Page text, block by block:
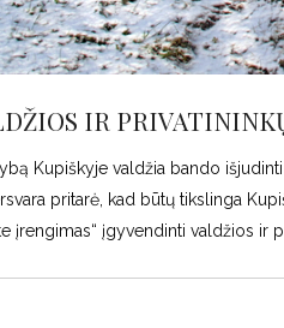
IR
Kupiškyje valdžia bando
pritarė, kad būtų tikslinga
įrengimas“ įgyvendinti valdžios ir